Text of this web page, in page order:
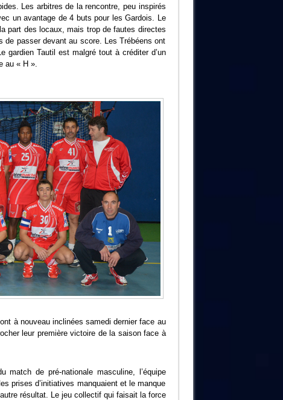
Les arbitres de la rencontre, peu inspirés
un avantage de 4 buts pour les Gardois. Le
part des locaux, mais trop de fautes directes
passer devant au score. Les Trébéens ont
gardien Tautil est malgré tout à créditer d’un
au « H ».
à nouveau inclinées samedi dernier face au
leur première victoire de la saison face à
match de pré-nationale masculine, l’équipe
prises d’initiatives manquaient et le manque
résultat. Le jeu collectif qui faisait la force